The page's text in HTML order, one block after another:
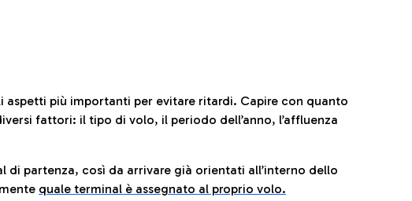
aspetti più importanti per evitare ritardi. Capire con quanto
fattori: il tipo di volo, il periodo dell’anno, l’affluenza
di partenza, così da arrivare già orientati all’interno dello
quale terminal è assegnato al proprio volo.